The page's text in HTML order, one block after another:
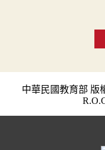
中華民國教育部 版